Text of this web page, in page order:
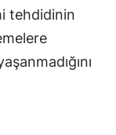
tehdidinin